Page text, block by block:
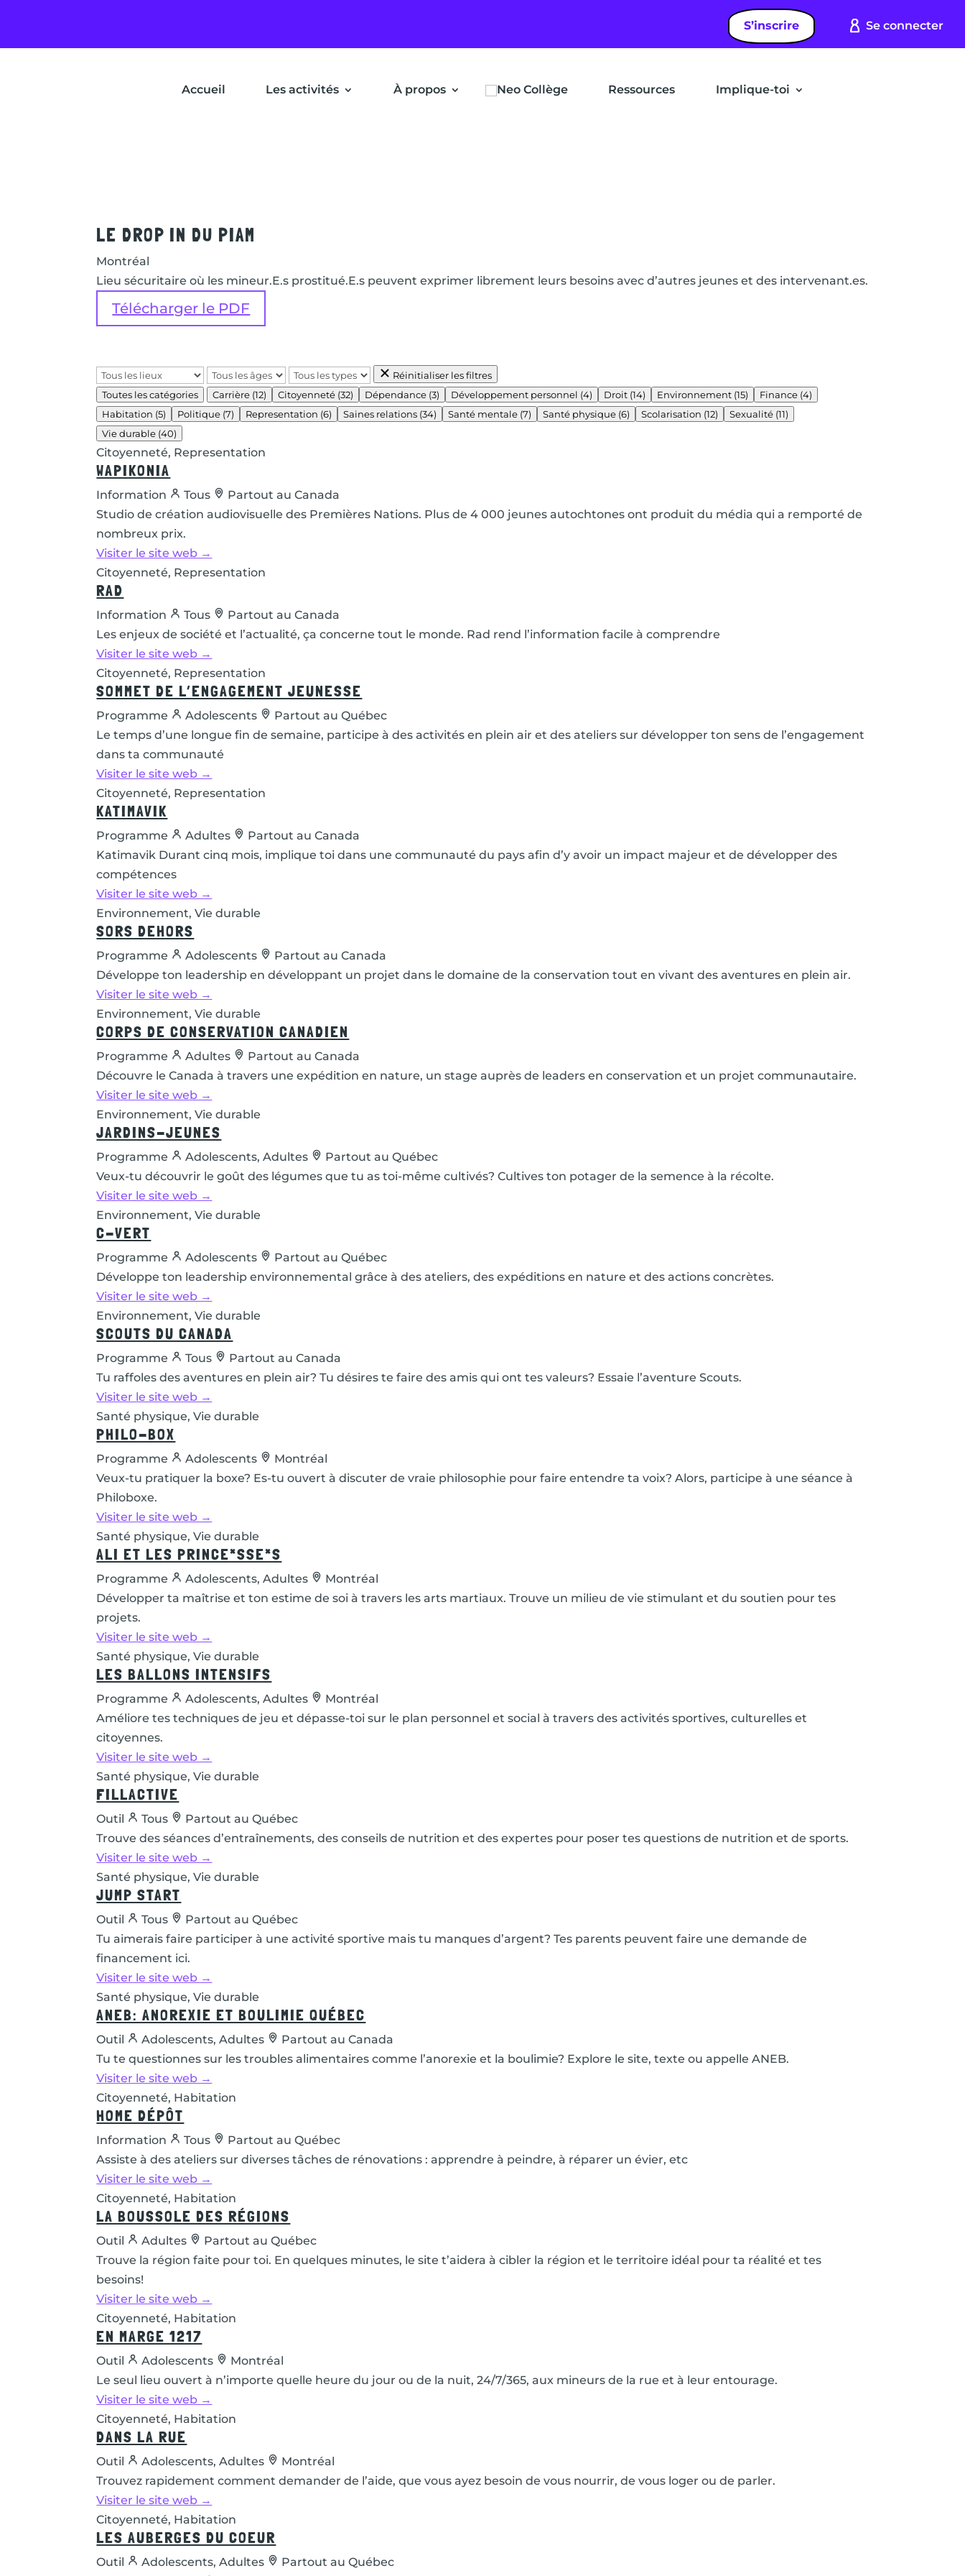
S’inscrire Se connecter
Accueil Les activités À propos Ressources Implique-toi
LE DROP IN DU PIAM
Montréal
Lieu sécuritaire où les mineur.E.s prostitué.E.s peuvent exprimer librement leurs besoins avec d’autres jeunes et des intervenant.es.
Télécharger le PDF
Réinitialiser les filtres
Toutes les catégories
Carrière (12) Citoyenneté (32) Dépendance (3) Développement personnel (4) Droit (14) Environnement (15) Finance (4)
Habitation (5) Politique (7) Representation (6) Saines relations (34) Santé mentale (7) Santé physique (6) Scolarisation (12) Sexualité (11)
Vie durable (40)
Citoyenneté, Representation
WAPIKONIA
Information Tous
Partout au Canada
Studio de création audiovisuelle des Premières Nations. Plus de 4 000 jeunes autochtones ont produit du média qui a remporté de
nombreux prix.
Visiter le site web →
Citoyenneté, Representation
RAD
Information Tous
Partout au Canada
Les enjeux de société et l’actualité, ça concerne tout le monde. Rad rend l’information facile à comprendre
Visiter le site web →
Citoyenneté, Representation
SOMMET DE L’ENGAGEMENT JEUNESSE
Programme Adolescents
Partout au Québec
Le temps d’une longue fin de semaine, participe à des activités en plein air et des ateliers sur développer ton sens de l’engagement
dans ta communauté
Visiter le site web →
Citoyenneté, Representation
KATIMAVIK
Programme Adultes
Partout au Canada
Katimavik Durant cinq mois, implique toi dans une communauté du pays afin d’y avoir un impact majeur et de développer des
compétences
Visiter le site web →
Environnement, Vie durable
SORS DEHORS
Programme Adolescents
Partout au Canada
Développe ton leadership en développant un projet dans le domaine de la conservation tout en vivant des aventures en plein air.
Visiter le site web →
Environnement, Vie durable
CORPS DE CONSERVATION CANADIEN
Programme Adultes
Partout au Canada
Découvre le Canada à travers une expédition en nature, un stage auprès de leaders en conservation et un projet communautaire.
Visiter le site web →
Environnement, Vie durable
JARDINS-JEUNES
Programme Adolescents, Adultes
Partout au Québec
Veux-tu découvrir le goût des légumes que tu as toi-même cultivés? Cultives ton potager de la semence à la récolte.
Visiter le site web →
Environnement, Vie durable
C-VERT
Programme Adolescents
Partout au Québec
Développe ton leadership environnemental grâce à des ateliers, des expéditions en nature et des actions concrètes.
Visiter le site web →
Environnement, Vie durable
SCOUTS DU CANADA
Programme Tous
Partout au Canada
Tu raffoles des aventures en plein air? Tu désires te faire des amis qui ont tes valeurs? Essaie l’aventure Scouts.
Visiter le site web →
Santé physique, Vie durable
PHILO-BOX
Programme Adolescents
Montréal
Veux-tu pratiquer la boxe? Es-tu ouvert à discuter de vraie philosophie pour faire entendre ta voix? Alors, participe à une séance à
Philoboxe.
Visiter le site web →
Santé physique, Vie durable
ALI ET LES PRINCE*SSE*S
Programme Adolescents, Adultes
Montréal
Développer ta maîtrise et ton estime de soi à travers les arts martiaux. Trouve un milieu de vie stimulant et du soutien pour tes
projets.
Visiter le site web →
Santé physique, Vie durable
LES BALLONS INTENSIFS
Programme Adolescents, Adultes
Montréal
Améliore tes techniques de jeu et dépasse-toi sur le plan personnel et social à travers des activités sportives, culturelles et
citoyennes.
Visiter le site web →
Santé physique, Vie durable
FILLACTIVE
Outil Tous
Partout au Québec
Trouve des séances d’entraînements, des conseils de nutrition et des expertes pour poser tes questions de nutrition et de sports.
Visiter le site web →
Santé physique, Vie durable
JUMP START
Outil Tous
Partout au Québec
Tu aimerais faire participer à une activité sportive mais tu manques d’argent? Tes parents peuvent faire une demande de
financement ici.
Visiter le site web →
Santé physique, Vie durable
ANEB: ANOREXIE ET BOULIMIE QUÉBEC
Outil Adolescents, Adultes
Partout au Canada
Tu te questionnes sur les troubles alimentaires comme l’anorexie et la boulimie? Explore le site, texte ou appelle ANEB.
Visiter le site web →
Citoyenneté, Habitation
HOME DÉPÔT
Information Tous
Partout au Québec
Assiste à des ateliers sur diverses tâches de rénovations : apprendre à peindre, à réparer un évier, etc
Visiter le site web →
Citoyenneté, Habitation
LA BOUSSOLE DES RÉGIONS
Outil Adultes
Partout au Québec
Trouve la région faite pour toi. En quelques minutes, le site t’aidera à cibler la région et le territoire idéal pour ta réalité et tes
besoins!
Visiter le site web →
Citoyenneté, Habitation
EN MARGE 1217
Outil Adolescents
Montréal
Le seul lieu ouvert à n’importe quelle heure du jour ou de la nuit, 24/7/365, aux mineurs de la rue et à leur entourage.
Visiter le site web →
Citoyenneté, Habitation
DANS LA RUE
Outil Adolescents, Adultes
Montréal
Trouvez rapidement comment demander de l’aide, que vous ayez besoin de vous nourrir, de vous loger ou de parler.
Visiter le site web →
Citoyenneté, Habitation
LES AUBERGES DU COEUR
Outil Adolescents, Adultes
Partout au Québec